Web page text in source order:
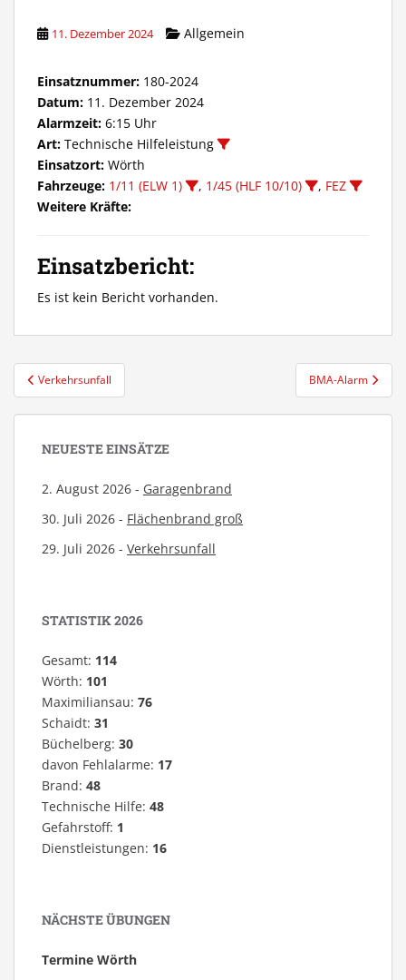
11. Dezember 2024 Allgemein
Einsatznummer: 180-2024
Datum: 11. Dezember 2024
Alarmzeit: 6:15 Uhr
Art: Technische Hilfeleistung
Einsatzort: Wörth
Fahrzeuge: 1/11 (ELW 1) , 1/45 (HLF 10/10) , FEZ
Weitere Kräfte:
Einsatzbericht:
Es ist kein Bericht vorhanden.
Beitragsnavigation
Verkehrsunfall BMA-Alarm
NEUESTE EINSÄTZE
2. August 2026 - Garagenbrand
30. Juli 2026 - Flächenbrand groß
29. Juli 2026 - Verkehrsunfall
STATISTIK 2026
Gesamt: 114
Wörth: 101
Maximiliansau: 76
Schaidt: 31
Büchelberg: 30
davon Fehlalarme: 17
Brand: 48
Technische Hilfe: 48
Gefahrstoff: 1
Dienstleistungen: 16
NÄCHSTE ÜBUNGEN
Termine Wörth